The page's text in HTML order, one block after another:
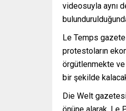
videosuyla aynı
Le Temps
protestoların
örgütlenmekte ve
bir şekilde
Die Welt